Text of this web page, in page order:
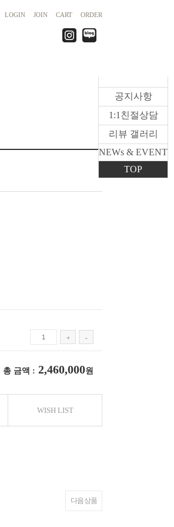
LOGIN JOIN CART ORDER
공지사항
1:1친절상담
리뷰 갤러리
NEWs & EVENT
TOP
+ -
총 금액 : 2,460,000원
WISH LIST
다음 상품